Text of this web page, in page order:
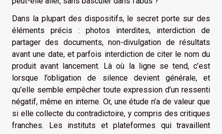
Dans la plupart des dispositifs, le secret porte sur des
éléments précis : photos interdites, interdiction de
partager des documents, non-divulgation de résultats
avant une date, et parfois interdiction de citer le nom du
produit avant lancement. Là où la ligne se tend, c’est
lorsque l’obligation de silence devient générale, et
qu’elle semble empêcher toute expression d’un ressenti
négatif, même en interne. Or, une étude n’a de valeur que
si elle collecte du contradictoire, y compris des critiques
franches. Les instituts et plateformes qui travaillent